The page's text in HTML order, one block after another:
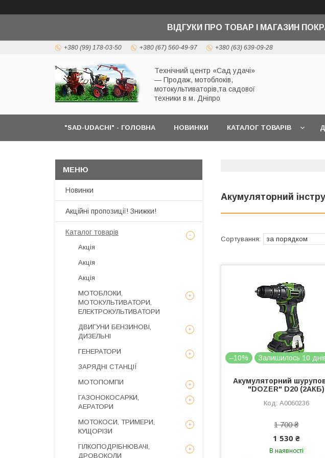
ВІДГУКИ ПРО ТОВАР І МАГАЗИН
+380 (99) 178-03-50 +380 (67) 560-49-97 +380 (63) 639-09-28
Технічний центр «Сад удачі»
— Продаж, мотоблоків,
мотокультиваторів,та садової
техники в м. Дніпро
"SAD-UDACHI" - ГОЛОВНА НОВИНКИ КАТАЛОГ ТОВАРІВ
Акумуляторний
–10% Залишилось 10
Акумуляторний
"DOZER" D20 (2АКБ)
А0060236
1 700 ₴
1 530 ₴
В наявності
Новинки
Акційні пропозиції! Знижки!
Каталог товарів
Акція
Акція
Акція
МОТОБЛОКИ,
МОТОКУЛЬТИВАТОРИ,
ЕЛЕКТРОКУЛЬТИВАТОРИ
ДВИГУНИ БЕНЗИНОВІ,
ДИЗЕЛЬНІ
ГЕНЕРАТОРИ
ЗАРЯДНІ СТАНЦІЇ
МОТОПОМПИ
ГАЗОНОКОСАРКИ,
АЕРАТОРИ
МОТОКОСИ, ТРИМЕРИ,
КУЩОРІЗИ
ГІЛКОПОДРІБНЮВАЧІ,
ДРОВОКОЛИ